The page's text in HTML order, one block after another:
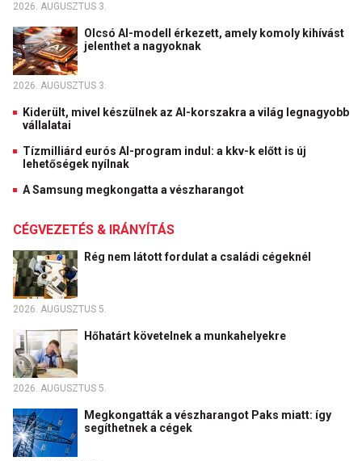
2026. AUGUSZTUS 3.
Olcsó AI-modell érkezett, amely komoly kihívást
jelenthet a nagyoknak
2026. AUGUSZTUS 3.
Kiderült, mivel készülnek az AI-korszakra a világ legnagyobb
vállalatai
Tízmilliárd eurós AI-program indul: a kkv-k előtt is új
lehetőségek nyílnak
A Samsung megkongatta a vészharangot
CÉGVEZETÉS & IRÁNYÍTÁS
Rég nem látott fordulat a családi cégeknél
2026. AUGUSZTUS 5.
Hőhatárt követelnek a munkahelyekre
2026. AUGUSZTUS 5.
Megkongatták a vészharangot Paks miatt: így
segíthetnek a cégek